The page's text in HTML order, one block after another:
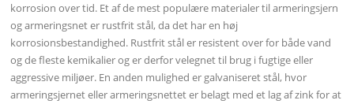
korrosion over tid. Et af de mest populære materialer til armeringsjern
og armeringsnet er rustfrit stål, da det har en høj
korrosionsbestandighed. Rustfrit stål er resistent over for både vand
og de fleste kemikalier og er derfor velegnet til brug i fugtige eller
aggressive miljøer. En anden mulighed er galvaniseret stål, hvor
armeringsjernet eller armeringsnettet er belagt med et lag af zink for at